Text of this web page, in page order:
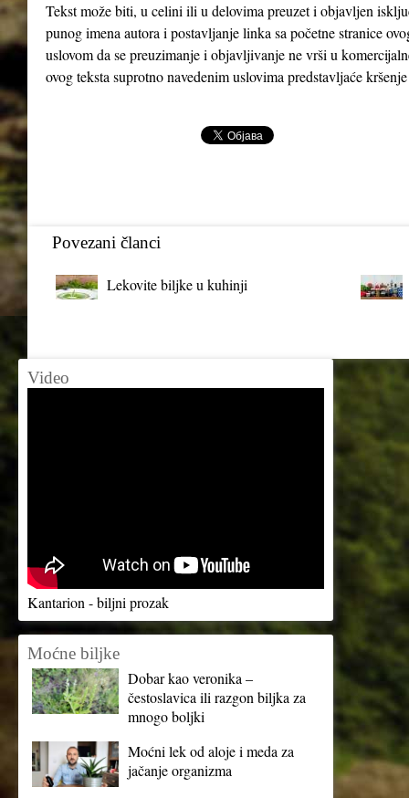
Tekst može biti, u celini ili u delovima preuzet i objavljen
punog imena autora i postavljanje linka sa početne stranice
uslovom da se preuzimanje i objavljivanje ne vrši u
ovog teksta suprotno navedenim uslovima predstavljaće
Povezani članci
Lekovite biljke u kuhinji
Video
Kantarion - biljni prozak
Moćne biljke
Dobar kao veronika –
čestoslavica ili razgon biljka za
mnogo boljki
Moćni lek od aloje i meda za
jačanje organizma